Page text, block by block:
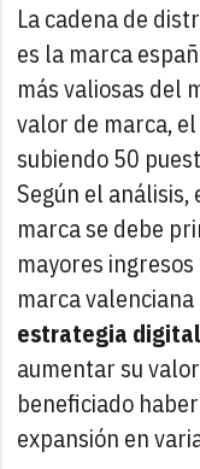
La cadena de
es la marca
más valiosas del
valor de marca,
subiendo 50
Según el
marca se debe
mayores
marca
estrategia digital
aumentar su
beneficiado
expansión en